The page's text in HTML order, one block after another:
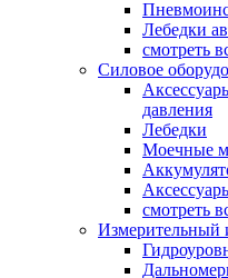
Лебедки
смотреть
Силовое
давления
Лебедки
Моечные
смотреть
Измерительный